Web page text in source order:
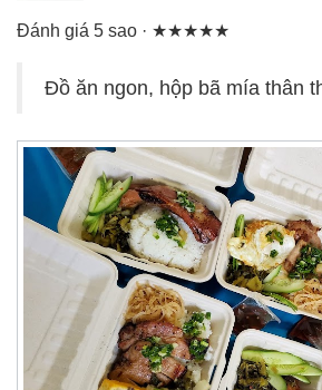
Đánh giá 5 sao · ★★★★★
Đồ ăn ngon, hộp bã mía thân